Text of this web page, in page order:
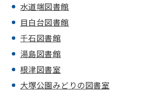
水道端図書館
目白台図書館
千石図書館
湯島図書館
根津図書室
大塚公園みどりの図書室